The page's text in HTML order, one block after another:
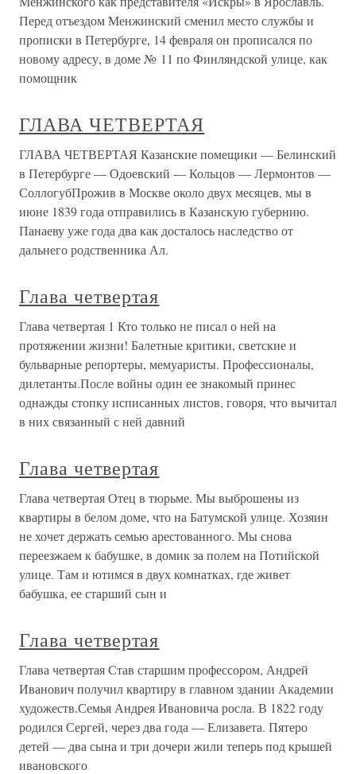
Перед отъездом Менжинский сменил место службы и
прописки в Петербурге, 14 февраля он прописался по
новому адресу, в доме № 11 по Финляндской улице, как
помощник
ГЛАВА ЧЕТВЕРТАЯ
ГЛАВА ЧЕТВЕРТАЯ Казанские помещики — Белинский
в Петербурге — Одоевский — Кольцов — Лермонтов —
СоллогубПрожив в Москве около двух месяцев, мы в
июне 1839 года отправились в Казанскую губернию.
Панаеву уже года два как досталось наследство от
дальнего родственника Ал.
Глава четвертая
Глава четвертая 1 Кто только не писал о ней на
протяжении жизни! Балетные критики, светские и
бульварные репортеры, мемуаристы. Профессионалы,
дилетанты.После войны один ее знакомый принес
однажды стопку исписанных листов, говоря, что вычитал
в них связанный с ней давний
Глава четвертая
Глава четвертая Отец в тюрьме. Мы выброшены из
квартиры в белом доме, что на Батумской улице. Хозяин
не хочет держать семью арестованного. Мы снова
переезжаем к бабушке, в домик за полем на Потийской
улице. Там и ютимся в двух комнатках, где живет
бабушка, ее старший сын и
Глава четвертая
Глава четвертая Став старшим профессором, Андрей
Иванович получил квартиру в главном здании Академии
художеств.Семья Андрея Ивановича росла. В 1822 году
родился Сергей, через два года — Елизавета. Пятеро
детей — два сына и три дочери жили теперь под крышей
ивановского